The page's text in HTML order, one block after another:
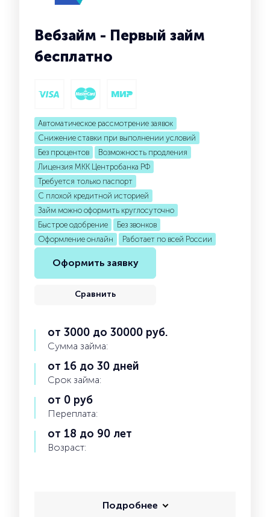
Вебзайм - Первый займ
бесплатно
Автоматическое рассмотрение заявок
Снижение ставки при выполнении условий
Без процентов
Возможность продления
Лицензия МКК Центробанка РФ
Требуется только паспорт
С плохой кредитной историей
Займ можно оформить круглосуточно
Быстрое одобрение
Без звонков
Оформление онлайн
Работает по всей России
Оформить заявку
Сравнить
от 3000 до 30000 руб.
Сумма займа:
от 16 до 30 дней
Срок займа:
от 0 руб
Переплата:
от 18 до 90 лет
Возраст:
Подробнее